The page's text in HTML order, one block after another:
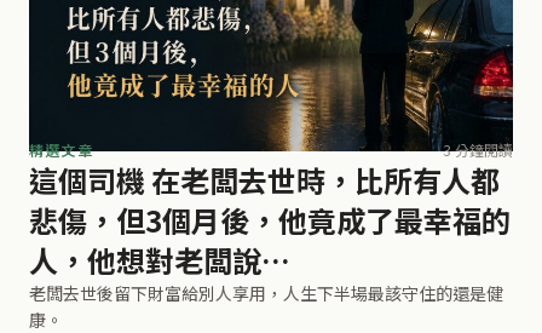
精選文章 3 分鐘閱讀
這個司機 在老闆去世時，比所有人都
悲傷，但3個月後，他竟成了最幸福的
人，他想對老闆說…
老闆去世後留下財富給別人享用，人生下半場最該守住的還是健
康。